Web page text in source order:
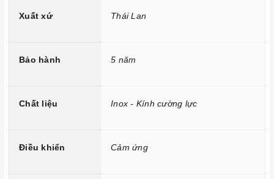
Xuất xứ Thái Lan
Bảo hành 5 năm
Chất liệu Inox - Kính cường lực
Điều khiển Cảm ứng